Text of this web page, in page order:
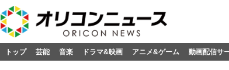
トップ 芸能 音楽 ドラマ&映画 アニメ&ゲーム 動画配信サ